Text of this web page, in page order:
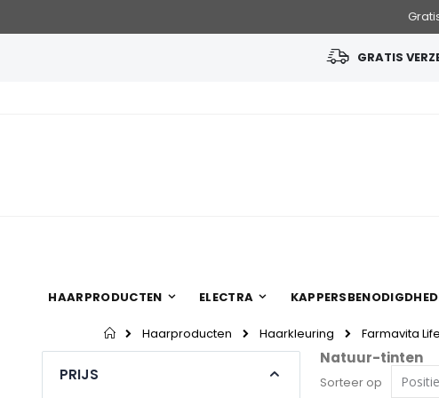
GRATIS
HAARPRODUCTEN ELECTRA
Home
Haarproducten Haarkleuring Farmavita
Natuur-tinten
Sorteer op
PRIJS